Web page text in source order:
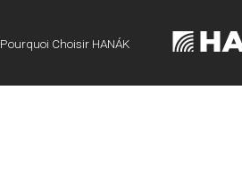
Pourquoi Choisir HANÁK